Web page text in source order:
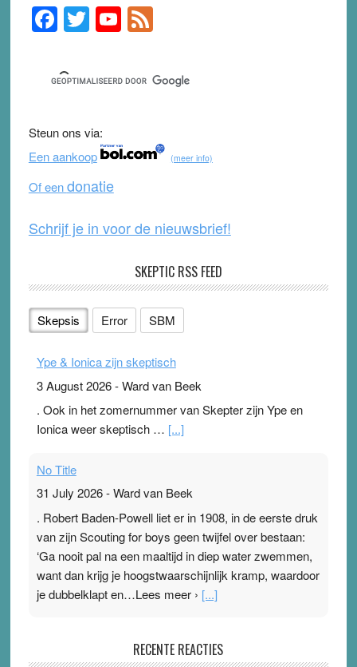
Primary
Sidebar
F
a
c
e
b
o
o
k
T
wi
tt
er
Y
o
u
T
b
e
F
e
d
Steun ons via:
Een aankoop
(meer info)
Of eendonatie
Schrijf je in voor de nieuwsbrief!
SKEPTIC RSS FEED
Skepsis Error SBM
Ype & Ionica zijn skeptisch
3 August 2026-Ward van Beek
. Ook in het zomernummer van Skepter zijn Ype en
Ionica weer skeptisch … [...]
No Title
31 July 2026-Ward van Beek
. Robert Baden-Powell liet er in 1908, in de eerste druk
van zijn Scouting for boys geen twijfel over bestaan:
‘Ga nooit pal na een maaltijd in diep water zwemmen,
want dan krijg je hoogstwaarschijnlijk kramp, waardoor
je dubbelklapt en…Lees meer › [...]
Ward van Beek
RECENTE REACTIES